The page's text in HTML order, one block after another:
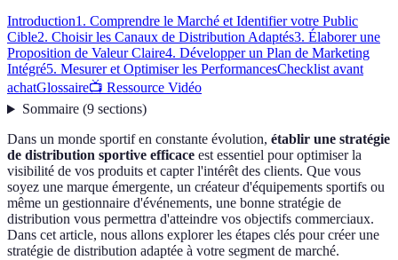
Introduction1. Comprendre le Marché et Identifier votre Public
Cible2. Choisir les Canaux de Distribution Adaptés3. Élaborer une
Proposition de Valeur Claire4. Développer un Plan de Marketing
Intégré5. Mesurer et Optimiser les PerformancesChecklist avant
achatGlossaire📺 Ressource Vidéo
Sommaire(9 sections)
Dans un monde sportif en constante évolution, établir une stratégie
de distribution sportive efficace est essentiel pour optimiser la
visibilité de vos produits et capter l'intérêt des clients. Que vous
soyez une marque émergente, un créateur d'équipements sportifs ou
même un gestionnaire d'événements, une bonne stratégie de
distribution vous permettra d'atteindre vos objectifs commerciaux.
Dans cet article, nous allons explorer les étapes clés pour créer une
stratégie de distribution adaptée à votre segment de marché.